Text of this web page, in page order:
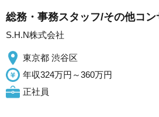
総務・事務スタッフ/その他コ
S.H.N株式会社
東京都 渋谷区
年収324万円～360万円
正社員